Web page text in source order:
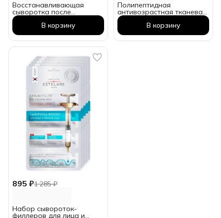
Восстанавливающая
сыворотка после
аппаратных процедур
В корзину
Полипептидная
антивозрастная тканевая
маска в боксе (30 шт.)
В корзину
895 ₽1 285 ₽
Набор сывороток-
филлеров для лица и